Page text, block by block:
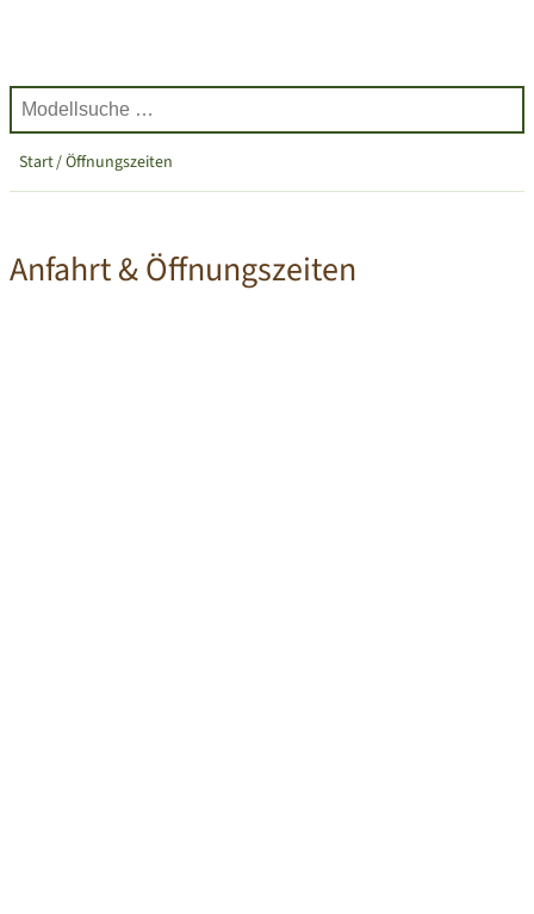
Start Öffnungszeiten
Anfahrt & Öffnungszeiten